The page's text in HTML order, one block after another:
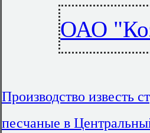
ОАО
Производство известь
песчаные в